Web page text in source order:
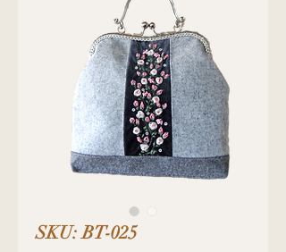
SKU: BT-025